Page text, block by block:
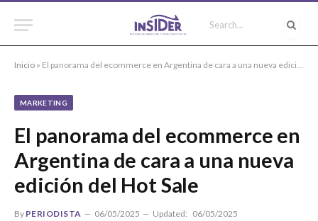
Inicio » El panorama del ecommerce en Argentina de cara a una nueva edición del Hot Sale
MARKETING
El panorama del ecommerce en
Argentina de cara a una nueva
edición del Hot Sale
By PERIODISTA 06/05/2025 Updated: 06/05/2025